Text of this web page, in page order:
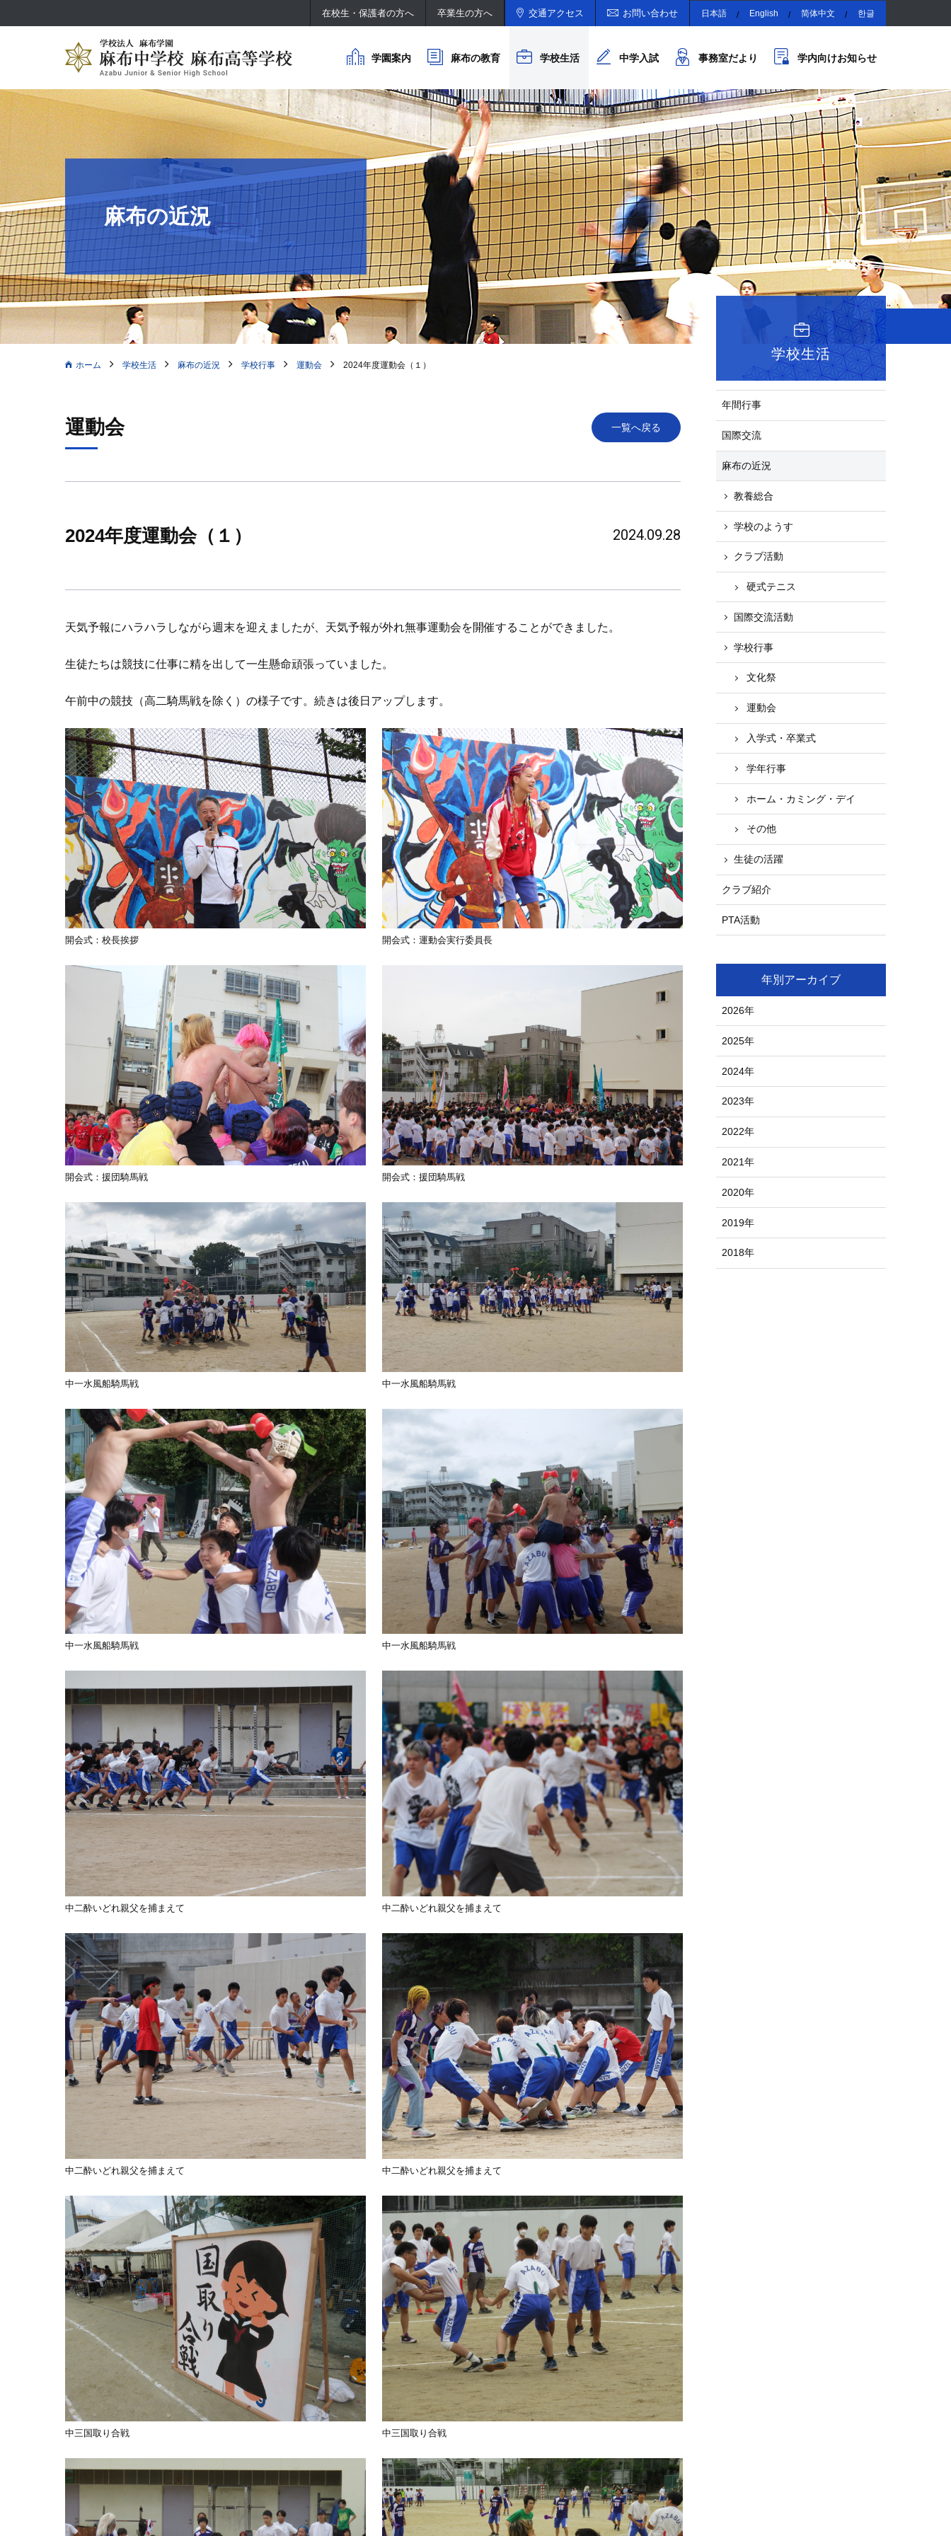
在校生・保護者の方へ 卒業生の方へ 交通アクセス お問い合わせ 日本語 English 简体中文 한글
学園案内 麻布の教育 学校生活 中学入試 事務室だより 学内向けお知らせ
麻布の近況
ホーム 学校生活 麻布の近況 学校行事 運動会 2024年度運動会（１）
運動会 一覧へ戻る
2024年度運動会（１） 2024.09.28
天気予報にハラハラしながら週末を迎えましたが、天気予報が外れ無事運動会を開催することができました。
生徒たちは競技に仕事に精を出して一生懸命頑張っていました。
午前中の競技（高二騎馬戦を除く）の様子です。続きは後日アップします。
開会式：校長挨拶 開会式：運動会実行委員長
開会式：援団騎馬戦 開会式：援団騎馬戦
中一水風船騎馬戦 中一水風船騎馬戦
中一水風船騎馬戦 中一水風船騎馬戦
中二酔いどれ親父を捕まえて 中二酔いどれ親父を捕まえて
中二酔いどれ親父を捕まえて 中二酔いどれ親父を捕まえて
中三国取り合戦 中三国取り合戦
学校生活
年間行事
国際交流
麻布の近況
教養総合
学校のようす
クラブ活動
硬式テニス
国際交流活動
学校行事
文化祭
運動会
入学式・卒業式
学年行事
ホーム・カミング・デイ
その他
生徒の活躍
クラブ紹介
PTA活動
年別アーカイブ
2026年
2025年
2024年
2023年
2022年
2021年
2020年
2019年
2018年